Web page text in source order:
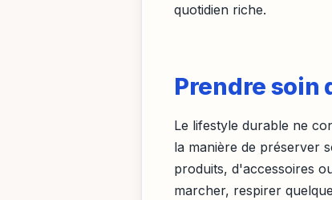
quotidien riche.
Prendre soin
Le lifestyle durable ne
la manière de préserver
produits, d'accessoires
marcher, respirer